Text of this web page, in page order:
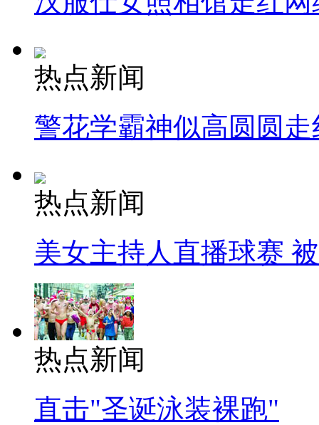
热点新闻
警花学霸神似高圆圆走
热点新闻
美女主持人直播球赛
热点新闻
直击"圣诞泳装裸跑"